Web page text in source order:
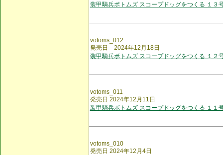
装甲騎兵ボトムズ スコープドッグをつくる １３
votoms_012
発売日 2024年12月18日
装甲騎兵ボトムズ スコープドッグをつくる １２
votoms_011
発売日 2024年12月11日
装甲騎兵ボトムズ スコープドッグをつくる １１
votoms_010
発売日 2024年12月4日